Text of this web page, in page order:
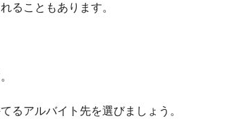
ることもあります。
るアルバイト先を選びましょう。